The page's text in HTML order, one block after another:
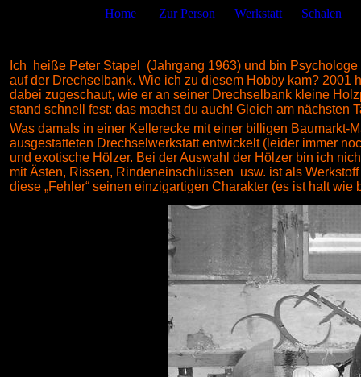
Home Zur Person Werkstatt Schalen
ch heiße Peter Stapel (Jahrgang 1963) und bin
auf der Drechselbank. Wie ich zu diesem Hobby kam?
dabei zugeschaut, wie er an seiner Drechselbank kleine
stand schnell fest: das machst du auch! Gleich am
Was damals in einer Kellerecke mit einer billigen Baumarkt-
ausgestatteten Drechselwerkstatt entwickelt (leider immer
und exotische Hölzer. Bei der Auswahl der Hölzer bin ich
mit Ästen, Rissen, Rindeneinschlüssen usw. ist als
diese „Fehler“ seinen einzigartigen Charakter (es ist halt wie